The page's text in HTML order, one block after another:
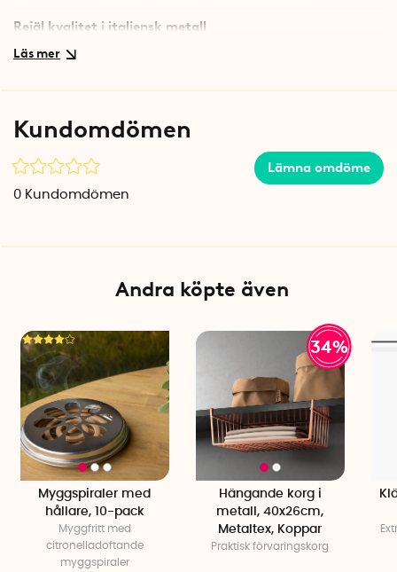
Rejäl kvalitet i italiensk metall
Korgen är tillverkad i vitlackerad metall i Italien och har en
Specifikationer
Mått: 50 x 26 x 14 cm
Färg: Vit
Kundomdömen
Lämna omdöme
0 Kundomdömen
Andra köpte även
Myggspiraler med
hållare, 10-pack
Myggfritt med
citronelladoftande
myggspiraler
34%
Hängande korg i
metall, 40x26cm,
Metaltex, Koppar
Praktisk förvaringskorg